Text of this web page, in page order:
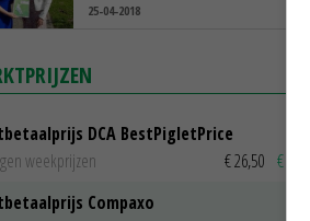
25-04-2018
DCA BestPigletPrice
weekprijzen
€ 26,50 € 0,50
Compaxo